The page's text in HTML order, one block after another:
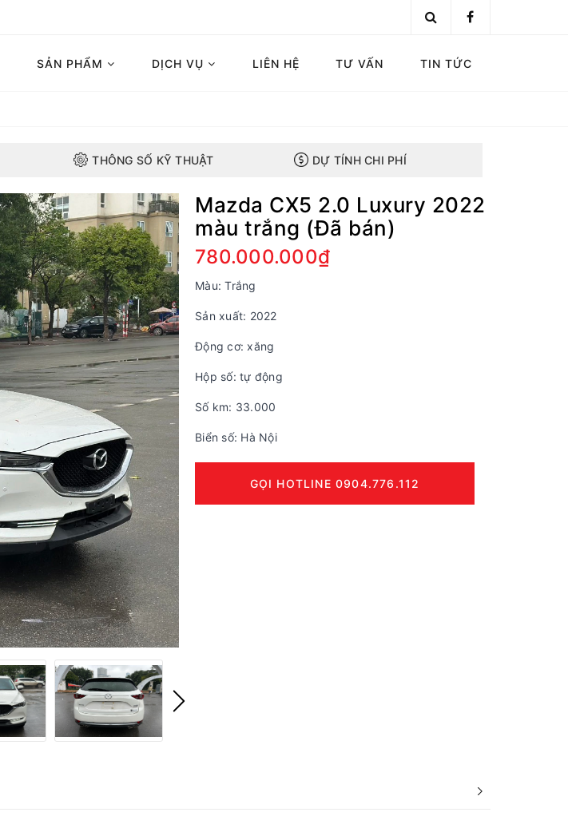
SẢN PHẨM DỊCH VỤ LIÊN HỆ TƯ VẤN TIN TỨC
THÔNG SỐ KỸ THUẬT DỰ TÍNH CHI PHÍ
Mazda CX5 2.0 Luxury 2022
màu trắng (Đã bán)
780.000.000₫
Màu: Trắng
Sản xuất: 2022
Động cơ: xăng
Hộp số: tự động
Số km: 33.000
Biển số: Hà Nội
GỌI HOTLINE 0904.776.112